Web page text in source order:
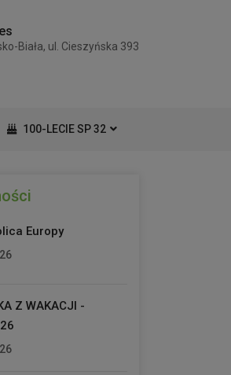
Biała, ul. Cieszyńska 393
100-LECIE SP 32
Europy
Z WAKACJI -